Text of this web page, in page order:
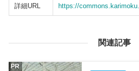
詳細URL https://
関連記事
PR